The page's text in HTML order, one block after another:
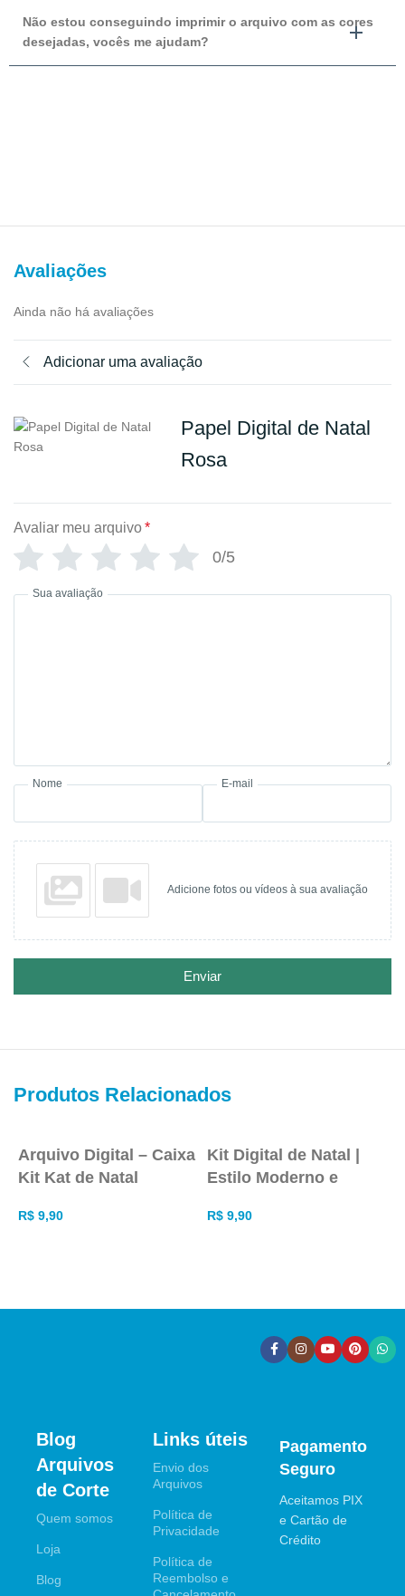
Não estou conseguindo imprimir o arquivo com as cores
desejadas, vocês me ajudam?
Avaliações
Ainda não há avaliações
Adicionar uma avaliação
Papel Digital de Natal
Rosa
Avaliar meu arquivo*
0/5
Sua avaliação
Nome E-mail
Adicione fotos ou vídeos à sua avaliação
Enviar
Produtos Relacionados
Arquivo Digital – Caixa
Kit Kat de Natal
R$ 9,90
Kit Digital de Natal |
Estilo Moderno e
R$9,90
Blog
Arquivos
de Corte
Quem somos
Loja
Blog
Links úteis
Envio dos
Arquivos
Política de
Privacidade
Política de
Reembolso e
Pagamento
Seguro
Aceitamos PIX
e Cartão de
Crédito